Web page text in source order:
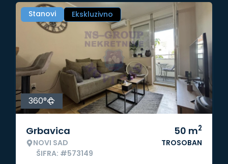
Stanovi Ekskluzivno
360°
Grbavica
NOVI SAD
ŠIFRA: #573149
50 m2
TROSOBAN